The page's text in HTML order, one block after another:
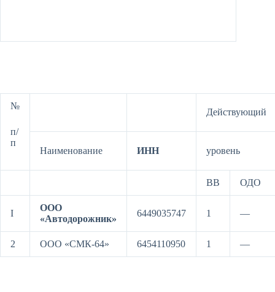
№
п/
п
Действующий
Наименование ИНН уровень
ВВ ОДО
I
ООО
«Автодорожник»
6449035747 1 —
2 ООО «СМК-64» 6454110950 1 —